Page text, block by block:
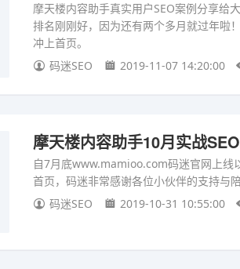
摩天楼内容助手真实用户SEO案例分享给
排名刚刚好，因为还有两个多月就过年啦
冲上首页。
码迷SEO
2019-11-07 14:20:00
摩天楼内容助手10月实战
自7月底www.mamioo.com码迷官网上线
首页，码迷非常感谢各位小伙伴的支持与陪
码迷SEO
2019-10-31 10:55:00